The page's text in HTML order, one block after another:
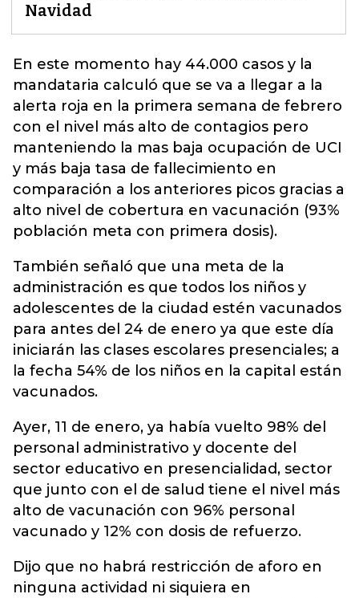
Navidad
En este momento hay 44.000 casos y la
mandataria calculó que se va a llegar a la
alerta roja en la primera semana de febrero
con el nivel más alto de contagios pero
manteniendo la mas baja ocupación de UCI
y más baja tasa de fallecimiento en
comparación a los anteriores picos gracias a
alto nivel de cobertura en vacunación (93%
población meta con primera dosis).
También señaló que una meta de la
administración es que todos los niños y
adolescentes de la ciudad estén vacunados
para antes del 24 de enero ya que este día
iniciarán las clases escolares presenciales; a
la fecha 54% de los niños en la capital están
vacunados.
Ayer, 11 de enero, ya había vuelto 98% del
personal administrativo y docente del
sector educativo en presencialidad, sector
que junto con el de salud tiene el nivel más
alto de vacunación con 96% personal
vacunado y 12% con dosis de refuerzo.
Dijo que no habrá restricción de aforo en
ninguna actividad ni siquiera en